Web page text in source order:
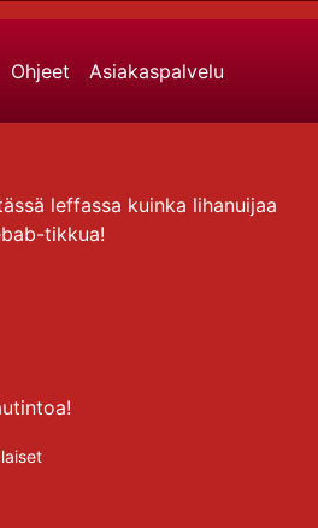
Ohjeet Asiakaspalvelu
leffassa kuinka lihanuijaa
tikkua!